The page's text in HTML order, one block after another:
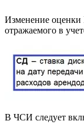
Изменение
отражаемого в
В ЧСИ следует